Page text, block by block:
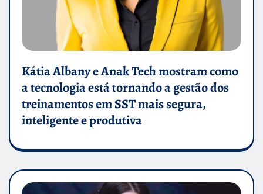
Kátia Albany e Anak Tech mostram como
a tecnologia está tornando a gestão dos
treinamentos em SST mais segura,
inteligente e produtiva